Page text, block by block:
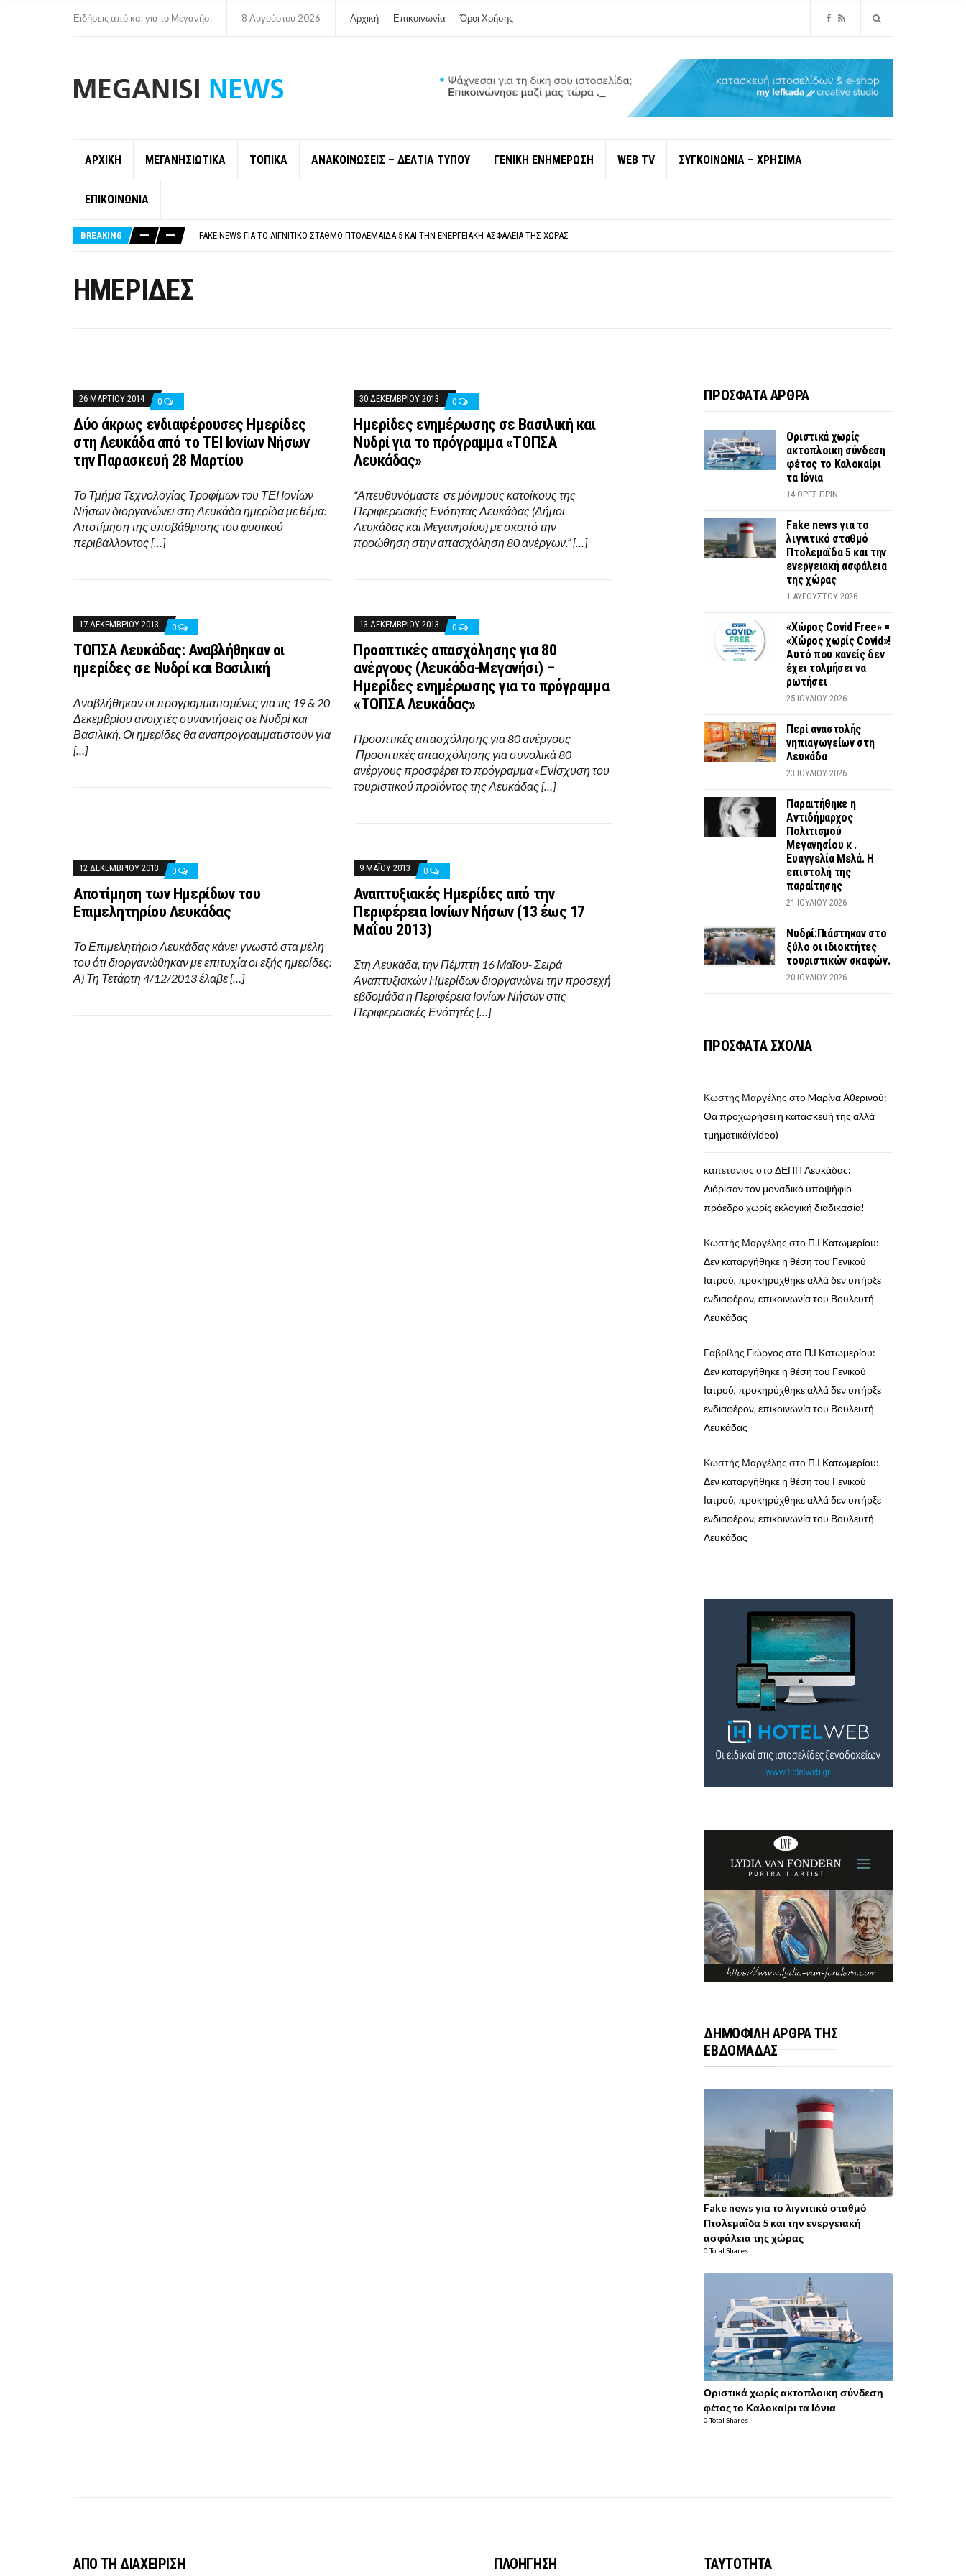
Ειδήσεις από και για το Μεγανήσι 8 Αυγούστου 2026 Αρχική Επικοινωνία Όροι Χρήσης
ΑΡΧΙΚΗ ΜΕΓΑΝΗΣΙΩΤΙΚΑ ΤΟΠΙΚΑ ΑΝΑΚΟΙΝΩΣΕΙΣ – ΔΕΛΤΙΑ ΤΥΠΟΥ ΓΕΝΙΚΗ ΕΝΗΜΕΡΩΣΗ WEB TV ΣΥΓΚΟΙΝΩΝΙΑ – ΧΡΗΣΙΜΑ
ΕΠΙΚΟΙΝΩΝΙΑ
BREAKING
FAKE NEWS ΓΙΑ ΤΟ ΛΙΓΝΙΤΙΚΌ ΣΤΑΘΜΌ ΠΤΟΛΕΜΑΪ́ΔΑ 5 ΚΑΙ ΤΗΝ ΕΝΕΡΓΕΙΑΚΉ ΑΣΦΆΛΕΙΑ ΤΗΣ ΧΏΡΑΣ
ΗΜΕΡΙΔΕΣ
26 ΜΑΡΤΊΟΥ 2014 0
Δύο άκρως ενδιαφέρουσες Ημερίδες
στη Λευκάδα από το ΤΕΙ Ιονίων Νήσων
την Παρασκευή 28 Μαρτίου
Το Τμήμα Τεχνολογίας Τροφίμων του ΤΕΙ Ιονίων
Νήσων διοργανώνει στη Λευκάδα ημερίδα με θέμα:
Αποτίμηση της υποβάθμισης του φυσικού
περιβάλλοντος […]
30 ΔΕΚΕΜΒΡΊΟΥ 2013 0
Ημερίδες ενημέρωσης σε Βασιλική και
Νυδρί για το πρόγραμμα «ΤΟΠΣΑ
Λευκάδας»
“Απευθυνόμαστε σε μόνιμους κατοίκους της
Περιφερειακής Ενότητας Λευκάδας (Δήμοι
Λευκάδας και Μεγανησίου) με σκοπό την
προώθηση στην απασχόληση 80 ανέργων.” […]
17 ΔΕΚΕΜΒΡΊΟΥ 2013 0
ΤΟΠΣΑ Λευκάδας: Αναβλήθηκαν οι
ημερίδες σε Νυδρί και Βασιλική
Αναβλήθηκαν οι προγραμματισμένες για τις 19 & 20
Δεκεμβρίου ανοιχτές συναντήσεις σε Νυδρί και
Βασιλική. Οι ημερίδες θα αναπρογραμματιστούν για
[…]
13 ΔΕΚΕΜΒΡΊΟΥ 2013 0
Προοπτικές απασχόλησης για 80
ανέργους (Λευκάδα-Μεγανήσι) –
Ημερίδες ενημέρωσης για το πρόγραμμα
«ΤΟΠΣΑ Λευκάδας»
Προοπτικές απασχόλησης για 80 ανέργους
Προοπτικές απασχόλησης για συνολικά 80
ανέργους προσφέρει το πρόγραμμα «Ενίσχυση του
τουριστικού προϊόντος της Λευκάδας […]
12 ΔΕΚΕΜΒΡΊΟΥ 2013 0
Αποτίμηση των Ημερίδων του
Επιμελητηρίου Λευκάδας
Το Επιμελητήριο Λευκάδας κάνει γνωστό στα μέλη
του ότι διοργανώθηκαν με επιτυχία οι εξής ημερίδες:
Α) Τη Τετάρτη 4/12/2013 έλαβε […]
9 ΜΑΪ́ΟΥ 2013 0
Αναπτυξιακές Ημερίδες από την
Περιφέρεια Ιονίων Νήσων (13 έως 17
Μαΐου 2013)
Στη Λευκάδα, την Πέμπτη 16 Μαΐου- Σειρά
Αναπτυξιακών Ημερίδων διοργανώνει την προσεχή
εβδομάδα η Περιφέρεια Ιονίων Νήσων στις
Περιφερειακές Ενότητές […]
ΠΡΟΣΦΑΤΑ ΑΡΘΡΑ
Οριστικά χωρίς
ακτοπλοικη σύνδεση
φέτος το Καλοκαίρι
τα Ιόνια
14 ΏΡΕΣ ΠΡΙΝ
Fake news για το
λιγνιτικό σταθμό
Πτολεμαΐδα 5 και την
ενεργειακή ασφάλεια
της χώρας
1 ΑΥΓΟΎΣΤΟΥ 2026
«Χώρος Covid Free» =
«Χώρος χωρίς Covid»!
Αυτό που κανείς δεν
έχει τολμήσει να
ρωτήσει
25 ΙΟΥΛΊΟΥ 2026
Περί αναστολής
νηπιαγωγείων στη
Λευκάδα
23 ΙΟΥΛΊΟΥ 2026
Παραιτήθηκε η
Αντιδήμαρχος
Πολιτισμού
Μεγανησίου κ .
Ευαγγελία Μελά. Η
επιστολή της
παραίτησης
21 ΙΟΥΛΊΟΥ 2026
Νυδρί:Πιάστηκαν στο
ξύλο οι ιδιοκτήτες
τουριστικών σκαφών.
20 ΙΟΥΛΊΟΥ 2026
ΠΡΟΣΦΑΤΑ ΣΧΟΛΙΑ
Κωστής Μαργέλης στοMαρίνα Αθερινού:
Θα προχωρήσει η κατασκευή της αλλά
τμηματικά(video)
καπετανιος στοΔΕΠΠ Λευκάδας:
Διόρισαν τον μοναδικό υποψήφιο
πρόεδρο χωρίς εκλογική διαδικασία!
Κωστής Μαργέλης στο Π.Ι Κατωμερίου:
Δεν καταργήθηκε η θέση του Γενικού
Ιατρού, προκηρύχθηκε αλλά δεν υπήρξε
ενδιαφέρον, επικοινωνία του Βουλευτή
Λευκάδας
Γαβρίλης Γιώργος στο Π.Ι Κατωμερίου:
Δεν καταργήθηκε η θέση του Γενικού
Ιατρού, προκηρύχθηκε αλλά δεν υπήρξε
ενδιαφέρον, επικοινωνία του Βουλευτή
Λευκάδας
Κωστής Μαργέλης στο Π.Ι Κατωμερίου:
Δεν καταργήθηκε η θέση του Γενικού
Ιατρού, προκηρύχθηκε αλλά δεν υπήρξε
ενδιαφέρον, επικοινωνία του Βουλευτή
Λευκάδας
ΔΗΜΟΦΙΛΗ ΑΡΘΡΑ ΤΗΣ
ΕΒΔΟΜΑΔΑΣ
Fake news για το λιγνιτικό σταθμό
Πτολεμαΐδα 5 και την ενεργειακή
ασφάλεια της χώρας
0 Total Shares
Οριστικά χωρίς ακτοπλοικη σύνδεση
φέτος το Καλοκαίρι τα Ιόνια
0 Total Shares
ΑΠΟ ΤΗ ΔΙΑΧΕΙΡΙΣΗ ΠΛΟΗΓΗΣΗ ΤΑΥΤΟΤΗΤΑ